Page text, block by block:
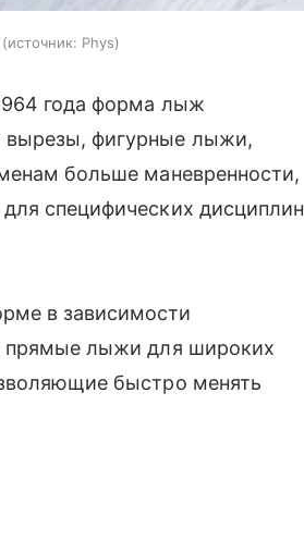
источник: Phys
года форма лыж
вырезы, фигурные лыжи,
больше маневренности,
специфических дисциплин
в зависимости
прямые лыжи для широких
быстро менять